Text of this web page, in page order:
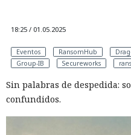
18:25 / 01.05.2025
Eventos RansomHub
Group-IB
Secureworks
Sin palabras de despedida:
confundidos.